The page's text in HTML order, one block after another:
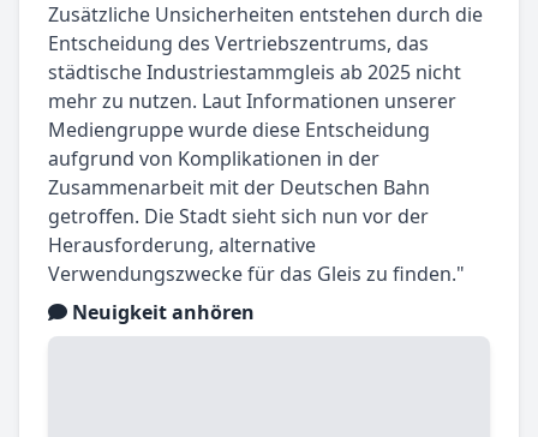
Zusätzliche Unsicherheiten entstehen durch die
Entscheidung des Vertriebszentrums, das
städtische Industriestammgleis ab 2025 nicht
mehr zu nutzen. Laut Informationen unserer
Mediengruppe wurde diese Entscheidung
aufgrund von Komplikationen in der
Zusammenarbeit mit der Deutschen Bahn
getroffen. Die Stadt sieht sich nun vor der
Herausforderung, alternative
Verwendungszwecke für das Gleis zu finden."
Neuigkeit anhören